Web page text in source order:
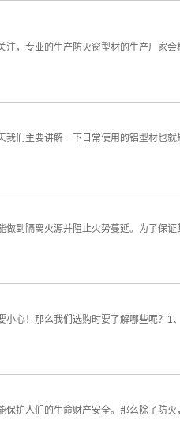
，专业的生产防火窗型材的生产厂家
们主要讲解一下日常使用的铝型材也
到隔离火源并阻止火势蔓延。为了保
心！那么我们选购时要了解哪些呢？
护人们的生命财产安全。那么除了防